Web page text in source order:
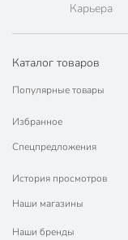
Карьера
Каталог товаров
Популярные товары
Избранное
Спецпредложения
История просмотров
Наши магазины
Наши бренды